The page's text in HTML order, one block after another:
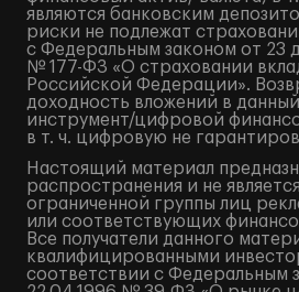
являются банковским
риски не подлежат
с Федеральным законом от 23
№ 177-ФЗ «О страховании
Российской Федерации».
доходность вложений в
инструмент/цифровой
в т. ч. цифровую не
Настоящий материал
распространения и не
ограниченной группы лиц
или соответствующих
Все получатели данного
квалифицированными
соответствии с Федеральным